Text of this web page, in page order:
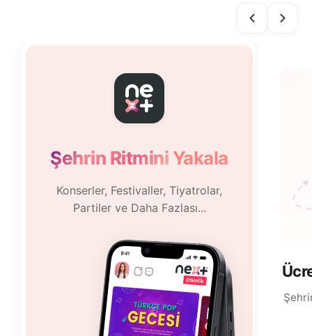
Şehrin Ritmini Yakala
Konserler, Festivaller, Tiyatrolar,
Partiler ve Daha Fazlası...